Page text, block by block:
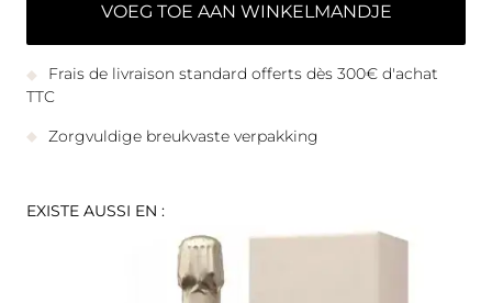
VOEG TOE AAN WINKELMANDJE
Frais de livraison standard offerts dès 300€ d'achat
TTC
Zorgvuldige breukvaste verpakking
EXISTE AUSSI EN :